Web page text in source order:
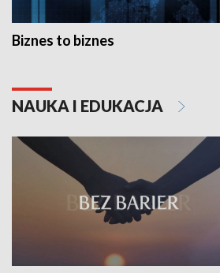
Biznes to biznes
NAUKA I EDUKACJA